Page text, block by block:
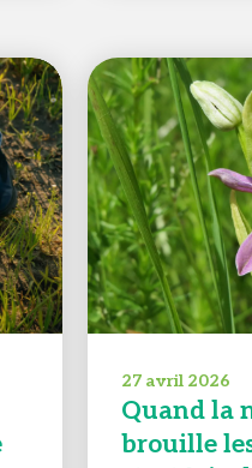
27 avril 2026
Quand la
brouille